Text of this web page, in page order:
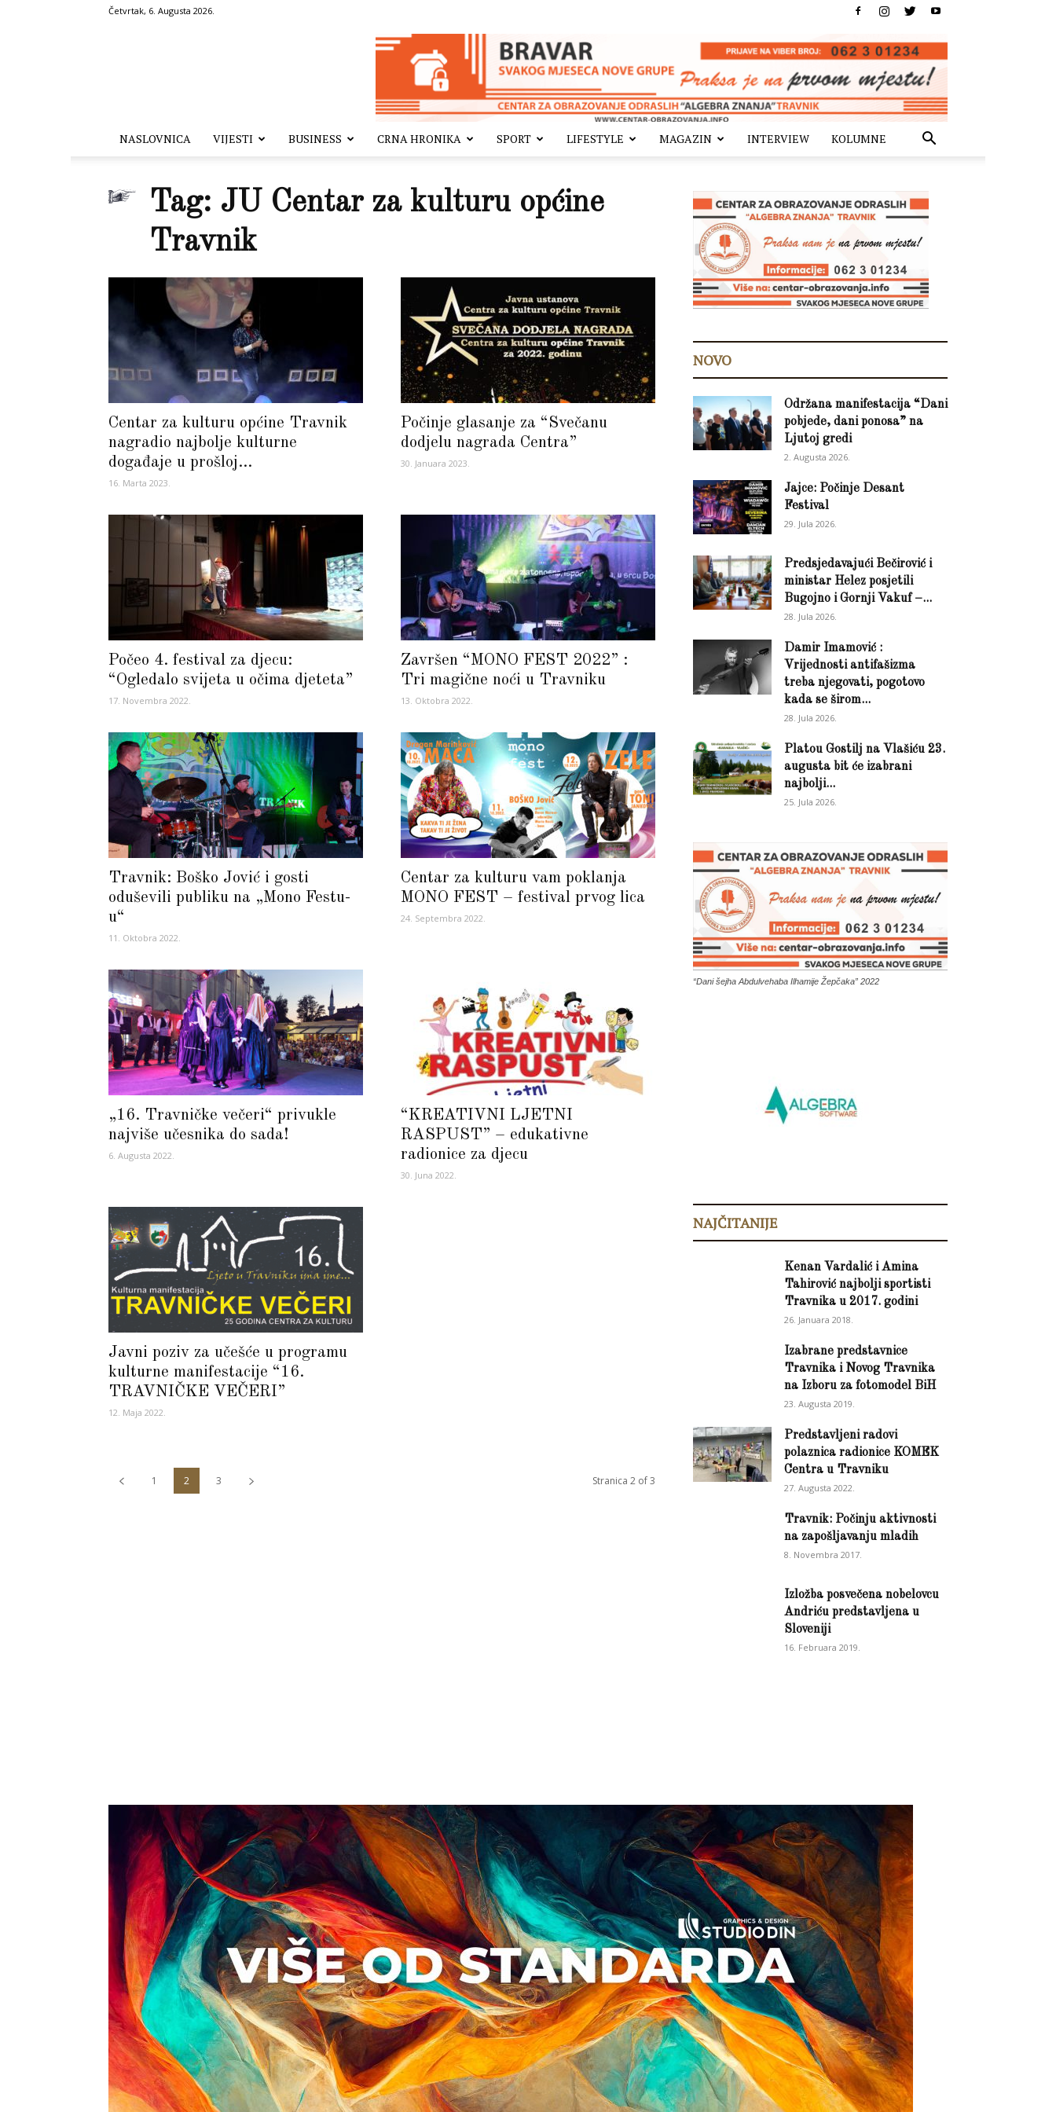
Četvrtak, 6. Augusta 2026.
NASLOVNICA VIJESTI BUSINESS CRNA HRONIKA SPORT LIFESTYLE MAGAZIN INTERVIEW KOLUMNE
Tag: JU Centar za kulturu općine
Travnik
Centar za kulturu općine Travnik
nagradio najbolje kulturne
događaje u prošloj...
16. Marta 2023.
Počinje glasanje za “Svečanu
dodjelu nagrada Centra”
30. Januara 2023.
Počeo 4. festival za djecu:
“Ogledalo svijeta u očima djeteta”
17. Novembra 2022.
Završen “MONO FEST 2022” :
Tri magične noći u Travniku
13. Oktobra 2022.
Travnik: Boško Jović i gosti
oduševili publiku na „Mono Festu-
u“
11. Oktobra 2022.
Centar za kulturu vam poklanja
MONO FEST – festival prvog lica
24. Septembra 2022.
„16. Travničke večeri“ privukle
najviše učesnika do sada!
6. Augusta 2022.
“KREATIVNI LJETNI
RASPUST” – edukativne
radionice za djecu
30. Juna 2022.
Javni poziv za učešće u programu
kulturne manifestacije “16.
TRAVNIČKE VEČERI”
12. Maja 2022.
1 2 3 Stranica 2 of 3
NOVO
Održana manifestacija “Dani
pobjede, dani ponosa” na
Ljutoj gredi
2. Augusta 2026.
Jajce: Počinje Desant
Festival
29. Jula 2026.
Predsjedavajući Bečirović i
ministar Helez posjetili
Bugojno i Gornji Vakuf –...
28. Jula 2026.
Damir Imamović :
Vrijednosti antifašizma
treba njegovati, pogotovo
kada se širom...
28. Jula 2026.
Platou Gostilj na Vlašiću 23.
augusta bit će izabrani
najbolji...
25. Jula 2026.
“Dani šejha Abdulvehaba Ilhamije Žepčaka” 2022
NAJČITANIJE
Kenan Vardalić i Amina
Tahirović najbolji sportisti
Travnika u 2017. godini
26. Januara 2018.
Izabrane predstavnice
Travnika i Novog Travnika
na Izboru za fotomodel BiH
23. Augusta 2019.
Predstavljeni radovi
polaznica radionice KOMEK
Centra u Travniku
27. Augusta 2022.
Travnik: Počinju aktivnosti
na zapošljavanju mladih
8. Novembra 2017.
Izložba posvečena nobelovcu
Andriću predstavljena u
Sloveniji
16. Februara 2019.